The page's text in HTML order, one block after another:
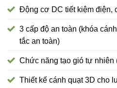
Động cơ DC tiết kiệm điện,
3 cấp độ an toàn (khóa
tắc an toàn)
Chức năng tạo gió tự nhiên
Thiết kế cánh quạt 3D cho